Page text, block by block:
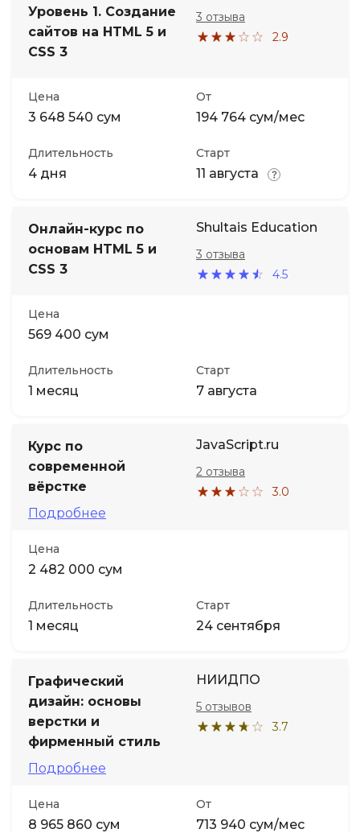
Уровень 1. Создание
сайтов на HTML 5 и
CSS 3
2.9
3 отзыва
Цена
3 648 540 сум
От
194 764 сум/мес
Длительность
4 дня
Старт
11 августа
Онлайн-курс по
основам HTML 5 и
CSS 3
Shultais Education
4.5
3 отзыва
Цена
569 400 сум
Длительность
1 месяц
Старт
7 августа
Курс по
современной
вёрстке
Подробнее
JavaScript.ru
3.0
2 отзыва
Цена
2 482 000 сум
Длительность
1 месяц
Старт
24 сентября
Графический
дизайн: основы
верстки и
фирменный стиль
Подробнее
НИИДПО
3.7
5 отзывов
Цена
8 965 860 сум
От
713 940 сум/мес